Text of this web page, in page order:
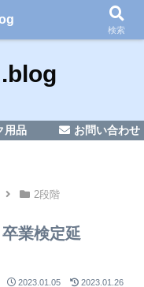
を取る？?話
用品 お問い合わせ
2段階
業検定延
2023.01.05 2023.01.26
検索